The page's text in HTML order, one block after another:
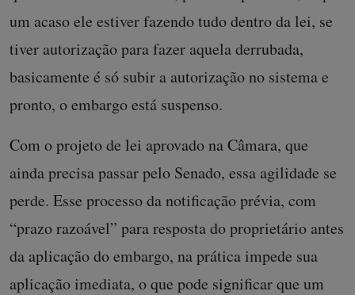
um acaso ele estiver fazendo tudo dentro da lei, se
tiver autorização para fazer aquela derrubada,
basicamente é só subir a autorização no sistema e
pronto, o embargo está suspenso.
Com o projeto de lei aprovado na Câmara, que
ainda precisa passar pelo Senado, essa agilidade se
perde. Esse processo da notificação prévia, com
“prazo razoável” para resposta do proprietário antes
da aplicação do embargo, na prática impede sua
aplicação imediata, o que pode significar que um